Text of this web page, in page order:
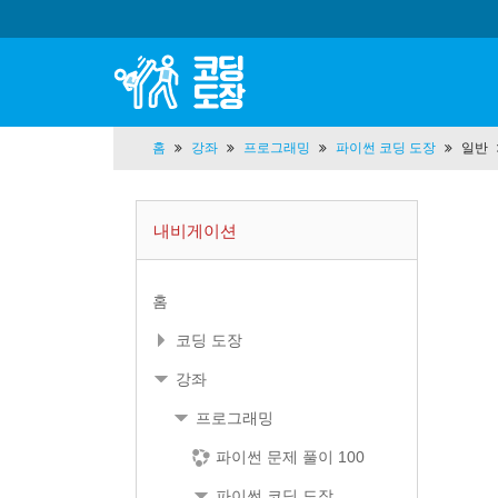
홈 강좌 프로그래밍 파이썬 코딩 도장 일반
내비게이션
홈
코딩 도장
강좌
프로그래밍
파이썬 문제 풀이 100